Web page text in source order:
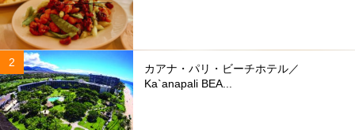
カアナ・パリ・ビーチホテル／
Ka`anapali BEA...